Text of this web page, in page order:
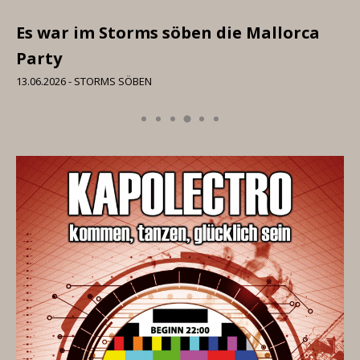
Es war im Storms söben die Mallorca
Party
13.06.2026 - STORMS SÖBEN